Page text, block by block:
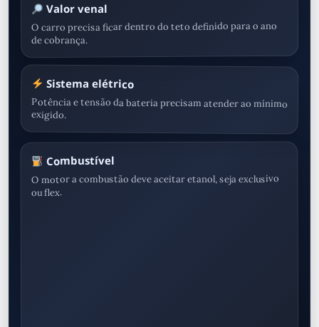
Valor venal
O carro precisa ficar dentro do teto definido para o ano
de cobrança.
Sistema elétrico
Potência e tensão da bateria precisam atender ao mínimo
exigido.
Combustível
O motor a combustão deve aceitar etanol, seja exclusivo
ou flex.